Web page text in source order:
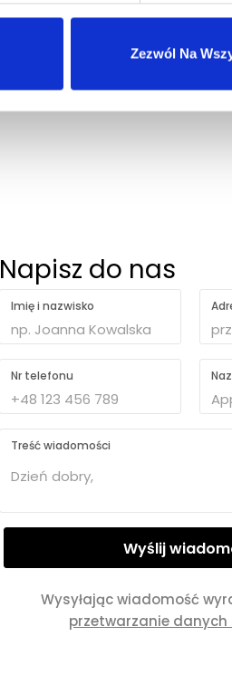
Zezwól Na
Napisz do nas
Imię i nazwisko
Nr telefonu
Treść wiadomości
Wysyłając wiadomość
przetwarzanie danych